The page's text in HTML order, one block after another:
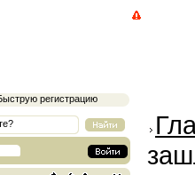
регистрацию